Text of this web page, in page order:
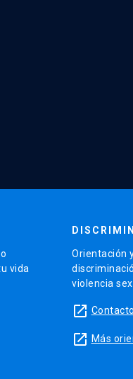
vida
Orientación
violencia
launch
launch Más